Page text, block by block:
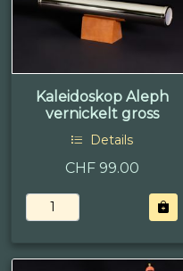
Kaleidoskop Aleph
vernickelt gross
Details
CHF 99.00